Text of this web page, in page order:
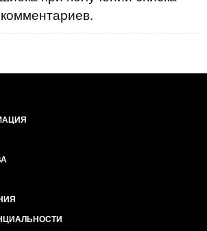
комментариев.